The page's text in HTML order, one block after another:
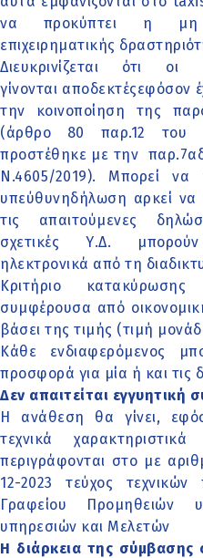
να προκύπτει η μη
επιχειρηματικής
Διευκρινίζεται ότι οι
γίνονται αποδεκτέςεφόσον
την κοινοποίηση της
(άρθρο 80 παρ.12 του
προστέθηκε με την
Ν.4605/2019). Μπορεί να
υπεύθυνηδήλωση αρκεί να
τις απαιτούμενες
σχετικές Υ.Δ.
ηλεκτρονικά από τη
Κριτήριο
συμφέρουσα από
βάσει της τιμής (τιμή
Κάθε ενδιαφερόμενος
προσφορά για μία ή και τις
Δεν απαιτείται εγγυητική
Η ανάθεση θα γίνει,
τεχνικά
περιγράφονται στο με
12-2023 τεύχος
Γραφείου Προμηθειών
υπηρεσιών και Μελετών
Η διάρκεια της σύμβασης